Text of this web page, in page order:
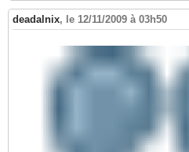
deadalnix, le 12/11/2009 à 03h50